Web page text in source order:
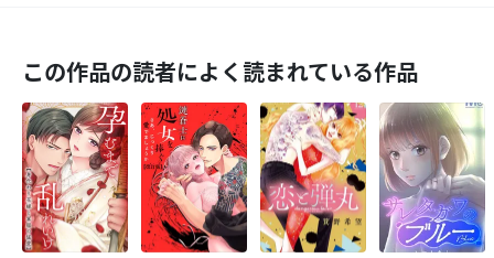
この作品の読者によく読まれている作品